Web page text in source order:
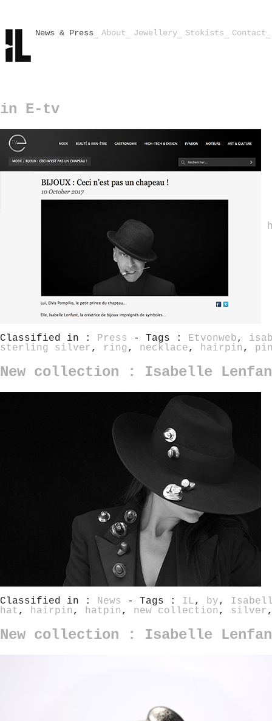
News & Press About Jewellery Stokists Contact
in E-tv
Classified in : Press - Tags : Etvonweb,
sterling silver , ring , necklace, hairpin ,
New collection : Isabelle
Classified in : News - Tags : IL, by,
hat , hairpin , hatpin , new collection , silver
New collection : Isabelle